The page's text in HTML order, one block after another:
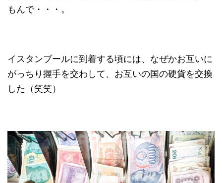
もんで・・・。
イスタンブールに到着する頃には、なぜかお互いに
がっちり握手を交わして、お互いの国の硬貨を交換
した（笑笑）